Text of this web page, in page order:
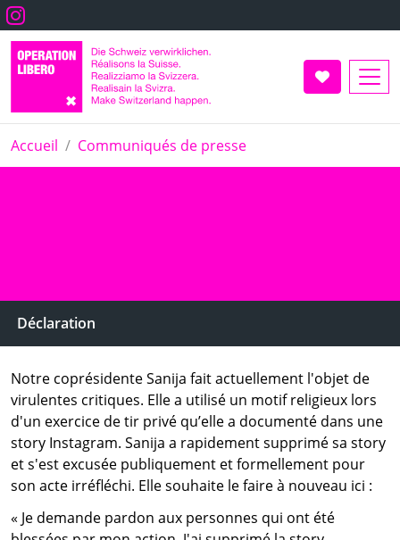
Aller
au
contenu
principal
Instagram
Faire un don
Accueil Communiqués de presse
Déclaration
Notre coprésidente Sanija fait actuellement l'objet de
virulentes critiques. Elle a utilisé un motif religieux lors
d'un exercice de tir privé qu’elle a documenté dans une
story Instagram. Sanija a rapidement supprimé sa story
et s'est excusée publiquement et formellement pour
son acte irréfléchi. Elle souhaite le faire à nouveau ici :
« Je demande pardon aux personnes qui ont été